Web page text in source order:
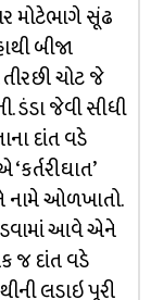
મોટેભાગે સૂંઢ
બીજા
તીરછી ચોટ જે
ડંડા જેવી સીધી
દાંત વડે
નામે ઓળખાતો.
આવે એને
જ દાંત વડે
લડાઇ પૂરી